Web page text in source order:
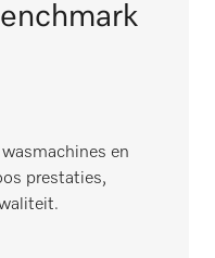
en
prestaties,